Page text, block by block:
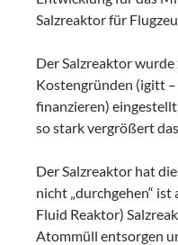
Salzreaktor für
Der Salzreaktor
Kostengründen (igitt –
finanzieren)
so stark vergrößert
Der Salzreaktor hat
nicht „durchgehen“ ist
Fluid Reaktor)
Atommüll entsorgen